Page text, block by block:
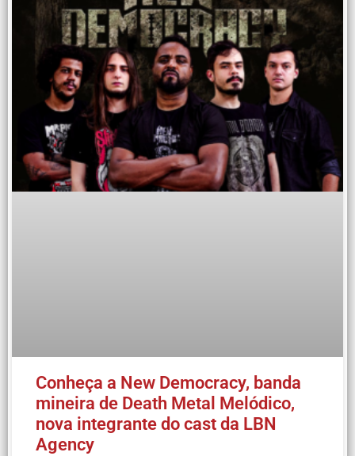
Conheça a New Democracy, banda
mineira de Death Metal Melódico,
nova integrante do cast da LBN
Agency